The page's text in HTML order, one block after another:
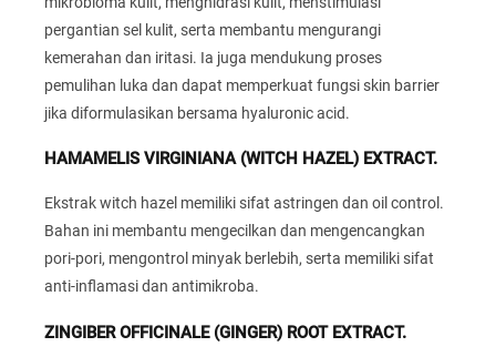
pergantian sel kulit, serta membantu mengurangi
kemerahan dan iritasi. Ia juga mendukung proses
pemulihan luka dan dapat memperkuat fungsi skin barrier
jika diformulasikan bersama hyaluronic acid.
HAMAMELIS VIRGINIANA (WITCH HAZEL) EXTRACT.
Ekstrak witch hazel memiliki sifat astringen dan oil control.
Bahan ini membantu mengecilkan dan mengencangkan
pori-pori, mengontrol minyak berlebih, serta memiliki sifat
anti-inflamasi dan antimikroba.
ZINGIBER OFFICINALE (GINGER) ROOT EXTRACT.